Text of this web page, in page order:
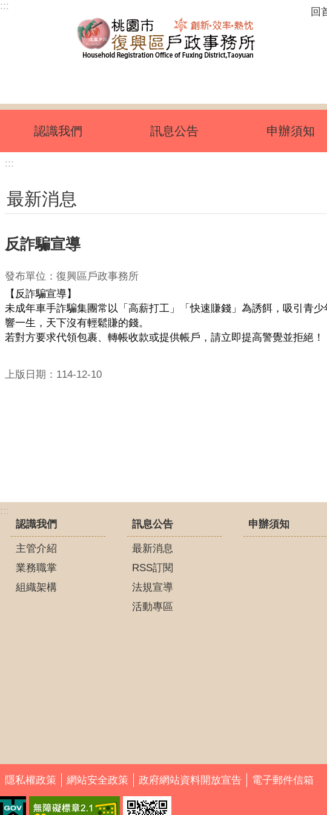
跳到主要內容區塊
:::
回
認識我們 訊息公告 申辦須知
:::
最新消息
反詐騙宣導
發布單位：復興區戶政事務所
【反詐騙宣導】
未成年車手詐騙集團常以「高薪打工」「快速賺錢」為誘餌，吸引青
響一生，天下沒有輕鬆賺的錢。
若對方要求代領包裹、轉帳收款或提供帳戶，請立即提高警覺並拒絕！
上版日期：114-12-10
:::
認識我們
主管介紹
業務職掌
組織架構
訊息公告
最新消息
RSS訂閱
法規宣導
活動專區
申辦須知
隱私權政策 網站安全政策 政府網站資料開放宣告 電子郵件信箱